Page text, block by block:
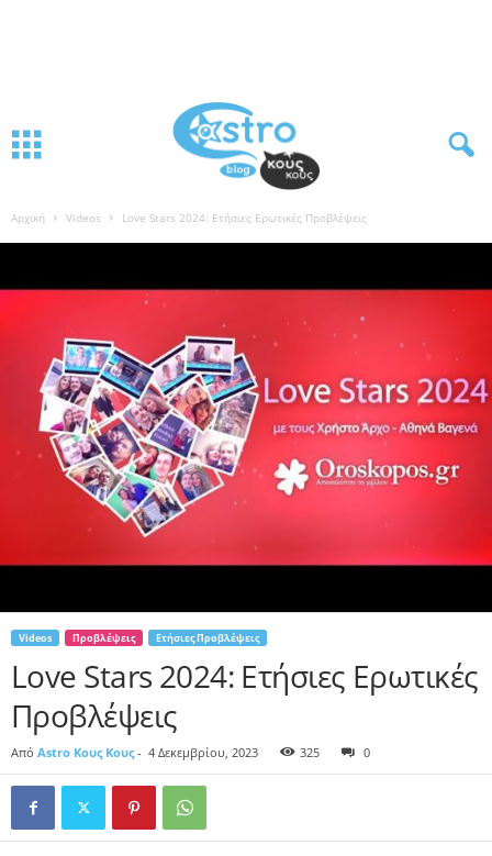
Αρχική Videos Love Stars 2024: Ετήσιες Ερωτικές Προβλέψεις
Videos Προβλέψεις Ετήσιες Προβλέψεις
Love Stars 2024: Ετήσιες Ερωτικές
Προβλέψεις
Από Astro Κους Κους- 4 Δεκεμβρίου, 2023 325 0